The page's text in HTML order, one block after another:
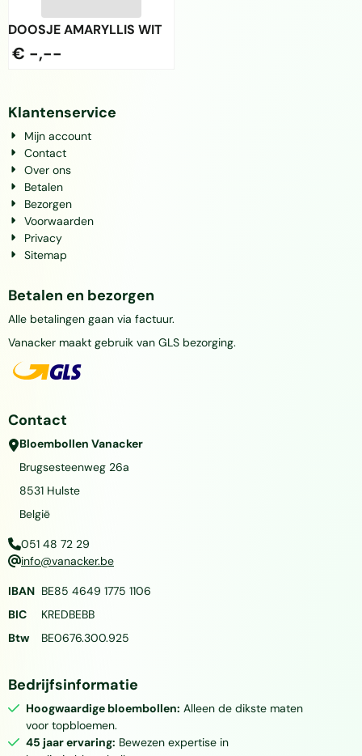
DOOSJE AMARYLLIS WIT
€ -,--
Klantenservice
Mijn account
Contact
Over ons
Betalen
Bezorgen
Voorwaarden
Privacy
Sitemap
Betalen en bezorgen
Alle betalingen gaan via factuur.
Vanacker maakt gebruik van GLS bezorging.
Contact
Bloembollen Vanacker
Brugsesteenweg 26a
8531 Hulste
België
051 48 72 29
info@vanacker.be
IBAN BE85 4649 1775 1106
BIC
KREDBEBB
Btw
BE0676.300.925
Bedrijfsinformatie
Hoogwaardige bloembollen: Alleen de dikste maten
voor topbloemen.
45 jaar ervaring: Bewezen expertise in